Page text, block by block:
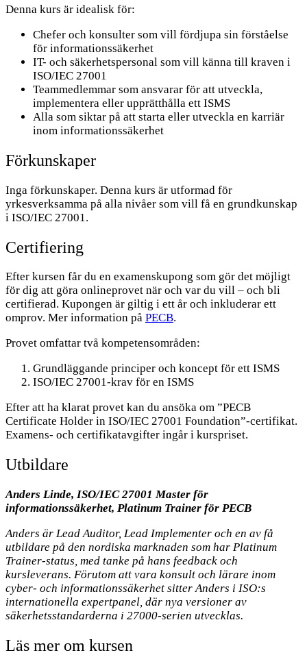
Denna kurs är idealisk för:
Chefer och konsulter som vill fördjupa sin förståelse
för informationssäkerhet
IT- och säkerhetspersonal som vill känna till kraven i
ISO/IEC 27001
Teammedlemmar som ansvarar för att utveckla,
implementera eller upprätthålla ett ISMS
Alla som siktar på att starta eller utveckla en karriär
inom informationssäkerhet
Förkunskaper
Inga förkunskaper. Denna kurs är utformad för
yrkesverksamma på alla nivåer som vill få en grundkunskap
i ISO/IEC 27001.
Certifiering
Efter kursen får du en examenskupong som gör det möjligt
för dig att göra onlineprovet när och var du vill – och bli
certifierad. Kupongen är giltig i ett år och inkluderar ett
omprov. Mer information på PECB.
Provet omfattar två kompetensområden:
Grundläggande principer och koncept för ett ISMS
ISO/IEC 27001-krav för en ISMS
Efter att ha klarat provet kan du ansöka om ”PECB
Certificate Holder in ISO/IEC 27001 Foundation”-certifikat.
Examens- och certifikatavgifter ingår i kurspriset.
Utbildare
Anders Linde, ISO/IEC 27001 Master för
informationssäkerhet, Platinum Trainer för PECB
Anders är Lead Auditor, Lead Implementer och en av få
utbildare på den nordiska marknaden som har Platinum
Trainer-status, med tanke på hans feedback och
kursleverans. Förutom att vara konsult och lärare inom
cyber- och informationssäkerhet sitter Anders i ISO:s
internationella expertpanel, där nya versioner av
säkerhetsstandarderna i 27000-serien utvecklas.
Läs mer om kursen